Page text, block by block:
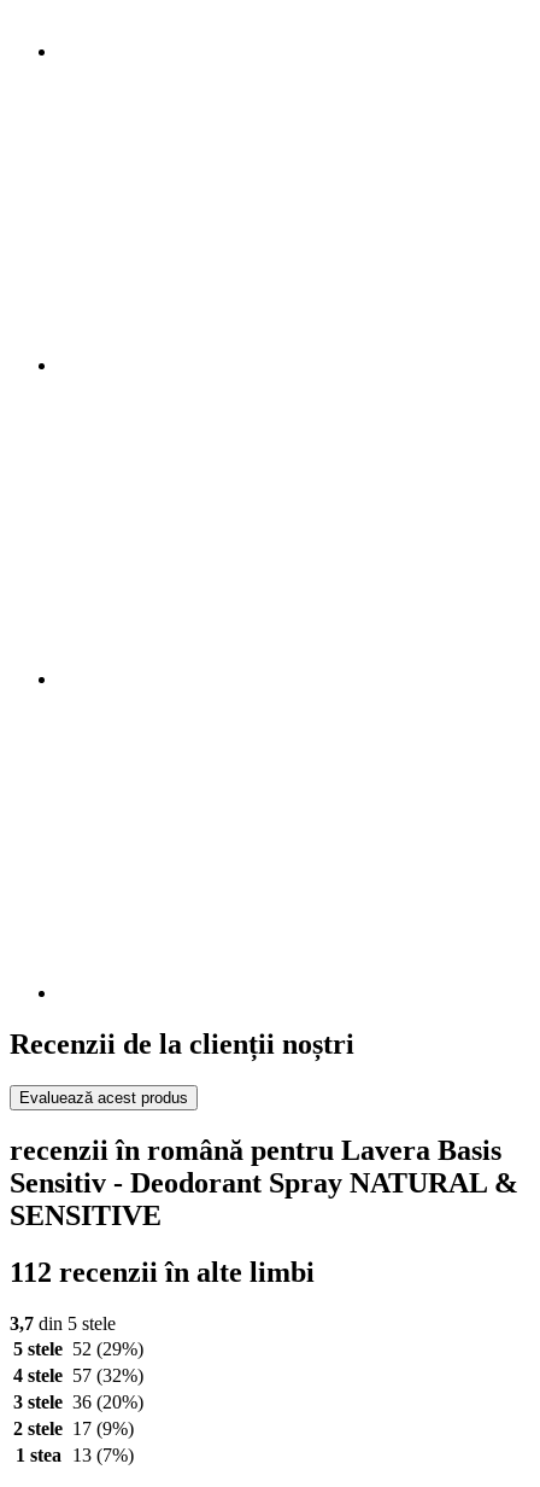
Recenzii de la clienții noștri
Evaluează acest produs
recenzii în română pentru Lavera Basis
Sensitiv - Deodorant Spray NATURAL &
SENSITIVE
112 recenzii în alte limbi
3,7 din 5 stele
5 stele 52 (29%)
4 stele 57 (32%)
3 stele 36 (20%)
2 stele 17 (9%)
1 stea
13 (7%)